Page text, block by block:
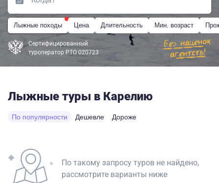
Лыжные походы Цена Длительность Мин. возраст
Сертифицированный
туроператор РТО 020723
Лыжные туры в Карелию
По популярности Дешевле Дороже
По такому запросу туров не найдено,
рассмотрите варианты ниже